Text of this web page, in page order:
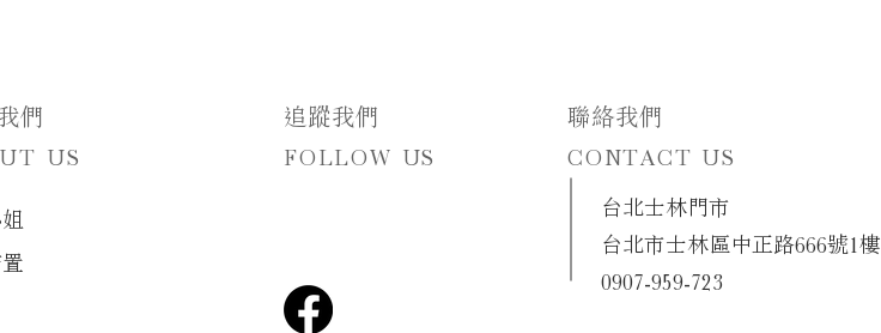
禮背板
婚禮佈置
們
US
追蹤我們
FOLLOW US
聯絡我們
CONTACT US
​台北士林門市
台北市士林區中正路666號1樓
0907-959-723